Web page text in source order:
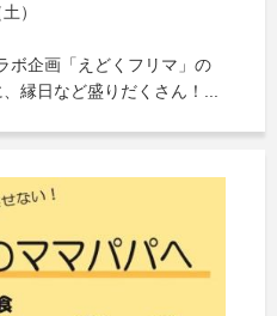
）
ボ企画「えどくフリマ」の
縁日など盛りだくさん！...